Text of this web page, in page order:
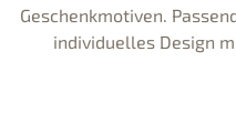
Geschenkmotiven.
individuelles Design